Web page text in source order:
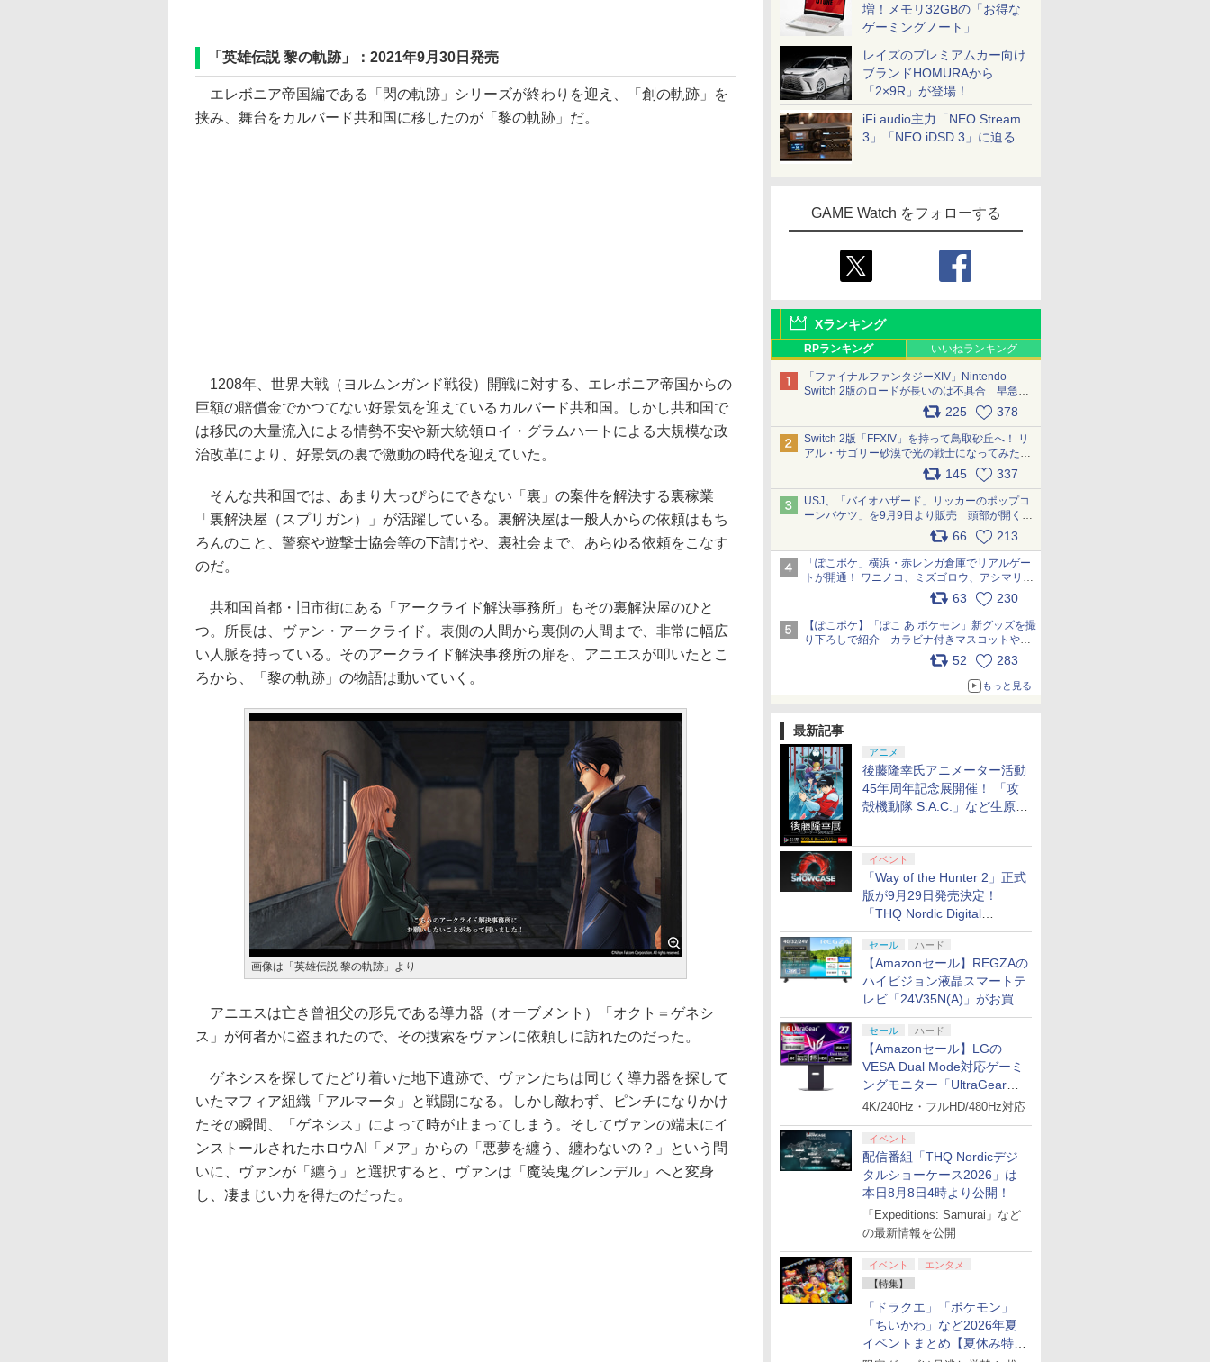
増！メモリ32GBの「お得な
ゲーミングノート」
レイズのプレミアムカー向け
ブランドHOMURAから
「2×9R」が登場！
iFi audio主力「NEO Stream
3」「NEO iDSD 3」に迫る
GAME Watch をフォローする
Xランキング
RPランキング いいねランキング
「ファイナルファンタジーXIV」Nintendo
Switch 2版のロードが長いのは不具合 早急に
アップデートできるよう対応中225 378
Switch 2版「FFXIV」を持って鳥取砂丘へ！ リ
アル・サゴリー砂漠で光の戦士になってみた
145 337
USJ、「バイオハザード」リッカーのポップコ
ーンバケツ」を9月9日より販売 頭部が開く仕
組み。味は恐怖を堪のう「味噌フレーバー」
66 213
「ぽこポケ」横浜・赤レンガ倉庫でリアルゲー
トが開通！ ワニノコ、ミズゴロウ、アシマリ登
場シーンをレポート pic.x.com/LDgEByVl6D
63 230
【ぽこポケ】「ぽこ あ ポケモン」新グッズを撮
り下ろしで紹介 カラビナ付きマスコットやス
52 283
もっと見る
最新記事
アニメ
後藤隆幸氏アニメーター活動
45年周年記念展開催！ 「攻
殻機動隊 S.A.C.」など生原
イベント
「Way of the Hunter 2」正式
版が9月29日発売決定！
「THQ Nordic Digital
Showcase 2026」まとめ
セール ハード
【Amazonセール】REGZAの
ハイビジョン液晶スマートテ
レビ「24V35N(A)」がお買い
得！
セール ハード
【Amazonセール】LGの
VESA Dual Mode対応ゲーミ
ングモニター「UltraGear
27G850A-B」がお買い得！
4K/240Hz・フルHD/480Hz対応
イベント
配信番組「THQ Nordicデジ
タルショーケース2026」は
本日8月8日4時より公開！
「Expeditions: Samurai」など
の最新情報を公開
イベント
エンタメ
【特集】
「ドラクエ」「ポケモン」
「ちいかわ」など2026年夏
イベントまとめ【夏休み特
「英雄伝説 黎の軌跡」：2021年9月30日発売
エレボニア帝国編である「閃の軌跡」シリーズが終わりを迎え、「創の軌跡」を
挟み、舞台をカルバード共和国に移したのが「黎の軌跡」だ。
1208年、世界大戦（ヨルムンガンド戦役）開戦に対する、エレボニア帝国からの
巨額の賠償金でかつてない好景気を迎えているカルバード共和国。しかし共和国で
は移民の大量流入による情勢不安や新大統領ロイ・グラムハートによる大規模な政
治改革により、好景気の裏で激動の時代を迎えていた。
そんな共和国では、あまり大っぴらにできない「裏」の案件を解決する裏稼業
「裏解決屋（スプリガン）」が活躍している。裏解決屋は一般人からの依頼はもち
ろんのこと、警察や遊撃士協会等の下請けや、裏社会まで、あらゆる依頼をこなす
のだ。
共和国首都・旧市街にある「アークライド解決事務所」もその裏解決屋のひと
つ。所長は、ヴァン・アークライド。表側の人間から裏側の人間まで、非常に幅広
い人脈を持っている。そのアークライド解決事務所の扉を、アニエスが叩いたとこ
ろから、「黎の軌跡」の物語は動いていく。
画像は「英雄伝説 黎の軌跡」より
アニエスは亡き曾祖父の形見である導力器（オーブメント）「オクト＝ゲネシ
ス」が何者かに盗まれたので、その捜索をヴァンに依頼しに訪れたのだった。
ゲネシスを探してたどり着いた地下遺跡で、ヴァンたちは同じく導力器を探して
いたマフィア組織「アルマータ」と戦闘になる。しかし敵わず、ピンチになりかけ
たその瞬間、「ゲネシス」によって時が止まってしまう。そしてヴァンの端末にイ
ンストールされたホロウAI「メア」からの「悪夢を纏う、纏わないの？」という問
いに、ヴァンが「纏う」と選択すると、ヴァンは「魔装鬼グレンデル」へと変身
し、凄まじい力を得たのだった。